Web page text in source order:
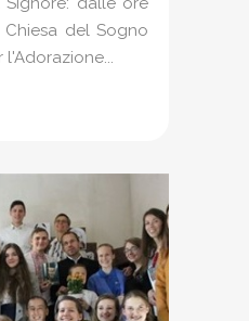
Chiesa del Sogno
l'Adorazione...